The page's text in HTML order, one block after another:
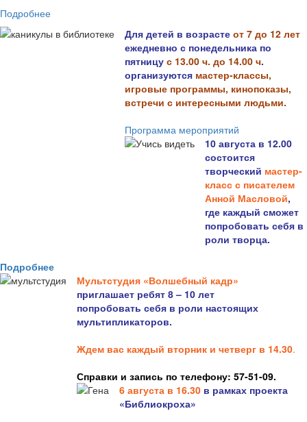
Подробнее
Для детей в возрасте от 7 до 12 лет
ежедневно с понедельника по
пятницу с 13.00 ч. до 14.00 ч.
организуются мастер-классы,
игровые программы, кинопоказы,
встречи с интересными людьми.
Программа мероприятий
10 августа в 12.00
состоится
творческий мастер-
класс с писателем
Анной Масловой,
где каждый сможет
попробовать себя в
роли творца.
Подробнее
Мультстудия «Волшебный кадр»
приглашает ребят 8 – 10 лет
попробовать себя в роли настоящих
мультипликаторов.
Ждем вас каждый вторник и четверг в 14.30.
Справки и запись по телефону: 57-51-09.
6 августа в 16.30 в рамках проекта
«Библиокроха»